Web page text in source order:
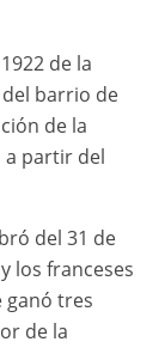
Pelletier
José Nat
de la
barrio de
de la
a partir del
del 31 de
los franceses
ganó tres
de la